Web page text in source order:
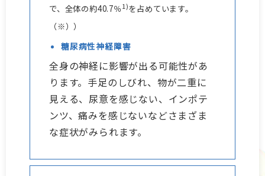
で、全体の約40.7％1)を占めています。
（※））
糖尿病性神経障害
全身の神経に影響が出る可能性があ
ります。手足のしびれ、物が二重に
見える、尿意を感じない、インポテ
ンツ、痛みを感じないなどさまざま
な症状がみられます。